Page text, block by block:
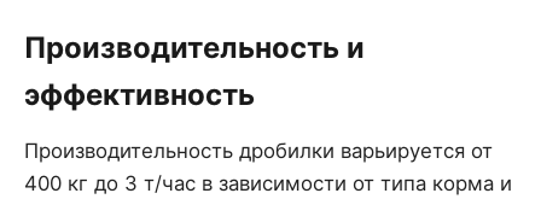
Производительность и
эффективность
Производительность дробилки варьируется от
400 кг до 3 т/час в зависимости от типа корма и